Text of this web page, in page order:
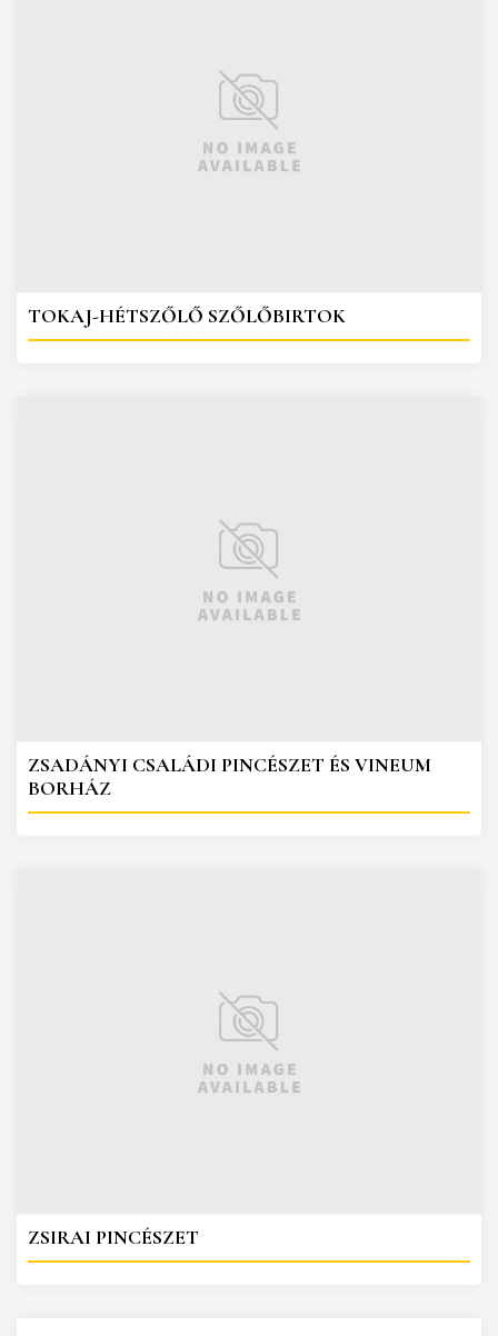
TOKAJ-HÉTSZŐLŐ SZŐLŐBIRTOK
ZSADÁNYI CSALÁDI PINCÉSZET ÉS VINEUM
BORHÁZ
ZSIRAI PINCÉSZET